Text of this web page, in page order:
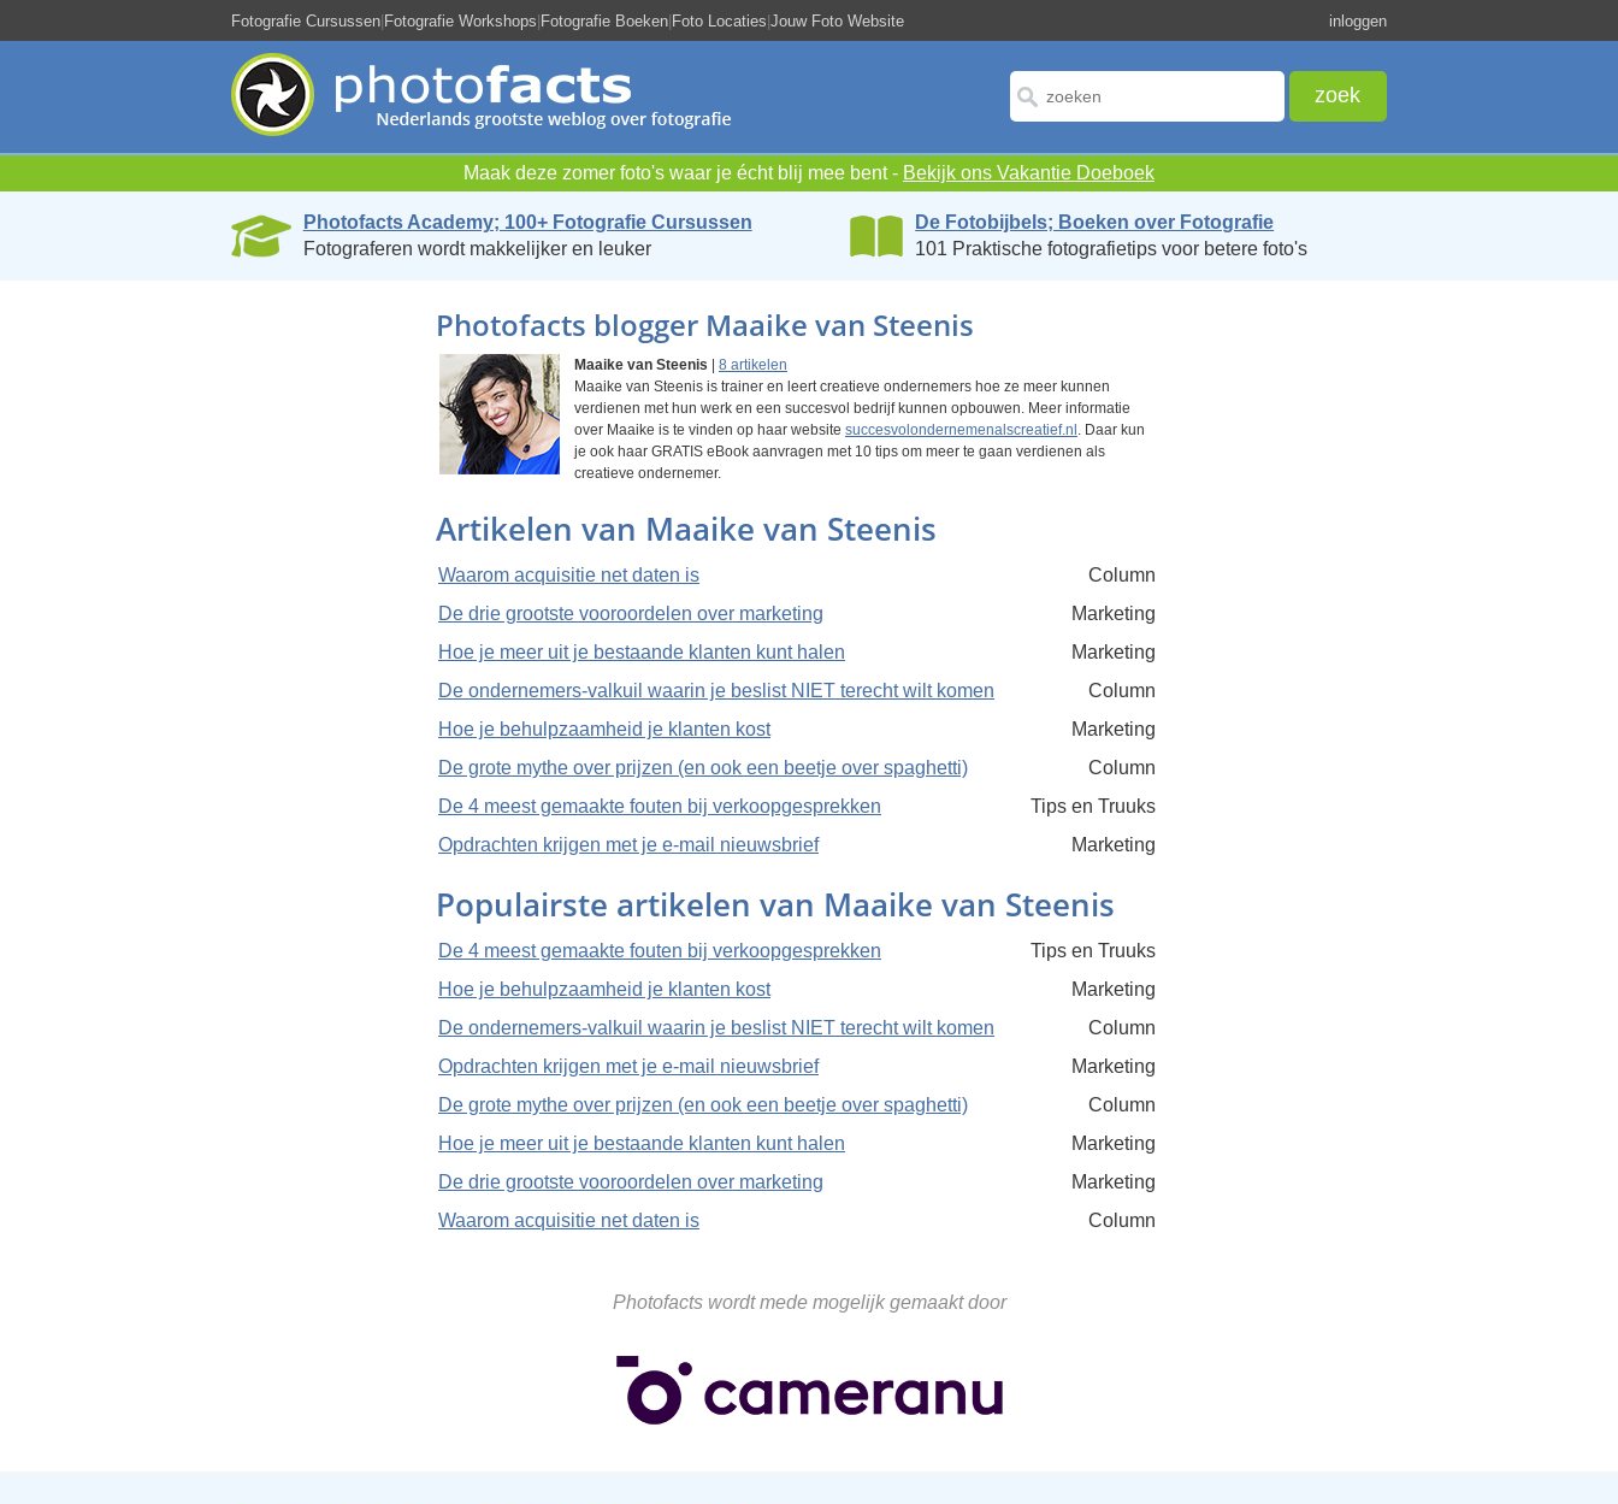
Fotografie Cursussen|Fotografie Workshops|Fotografie Boeken|Foto Locaties|Jouw Foto Website inloggen
Maak deze zomer foto's waar je écht blij mee bent - Bekijk ons Vakantie Doeboek
Photofacts Academy; 100+ Fotografie Cursussen
Fotograferen wordt makkelijker en leuker
De Fotobijbels; Boeken over Fotografie
101 Praktische fotografietips voor betere foto's
Photofacts blogger Maaike van Steenis
Maaike van Steenis
8 artikelen
Maaike van Steenis is trainer en leert creatieve ondernemers hoe ze meer kunnen
verdienen met hun werk en een succesvol bedrijf kunnen opbouwen. Meer informatie
over Maaike is te vinden op haar website succesvolondernemenalscreatief.nl . Daar kun
je ook haar GRATIS eBook aanvragen met 10 tips om meer te gaan verdienen als
creatieve ondernemer.
Artikelen van Maaike van Steenis
Waarom acquisitie net daten is
Column
De drie grootste vooroordelen over marketing
Marketing
Hoe je meer uit je bestaande klanten kunt halen
Marketing
De ondernemers-valkuil waarin je beslist NIET terecht wilt komen
Column
Hoe je behulpzaamheid je klanten kost
Marketing
De grote mythe over prijzen (en ook een beetje over spaghetti)
Column
De 4 meest gemaakte fouten bij verkoopgesprekken
Tips en Truuks
Opdrachten krijgen met je e-mail nieuwsbrief
Marketing
Populairste artikelen van Maaike van Steenis
De 4 meest gemaakte fouten bij verkoopgesprekken
Tips en Truuks
Hoe je behulpzaamheid je klanten kost
Marketing
De ondernemers-valkuil waarin je beslist NIET terecht wilt komen
Column
Opdrachten krijgen met je e-mail nieuwsbrief
Marketing
De grote mythe over prijzen (en ook een beetje over spaghetti)
Column
Hoe je meer uit je bestaande klanten kunt halen
Marketing
De drie grootste vooroordelen over marketing
Marketing
Waarom acquisitie net daten is
Column
Photofacts wordt mede mogelijk gemaakt door